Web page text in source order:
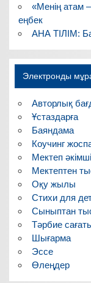
«Менің атам
еңбек
АНА ТІЛІМ:
Электронды
Авторлық
Ұстаздарға
Баяндама
Коучинг
Мектеп
Мектептен
Оқу жылы
Стихи для
Сыныптан
Тәрбие
Шығарма
Эссе
Өлеңдер